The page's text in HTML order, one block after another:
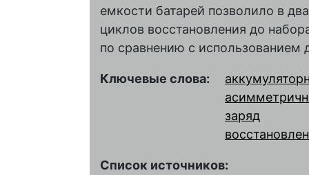
емкости батарей позволило в
циклов восстановления до
по сравнению с использованием
Ключевые слова:
заряд
Список источников: